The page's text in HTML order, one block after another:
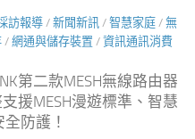
訪報導 / 新聞新訊 / 智慧家庭 / 無
/ 網通與儲存裝置 / 資訊通訊消費
第二款MESH無線路由器
援MESH漫遊標準、智慧
防護！